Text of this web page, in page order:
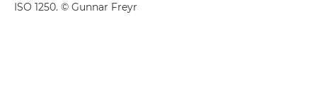
ISO 1250. © Gunnar Freyr